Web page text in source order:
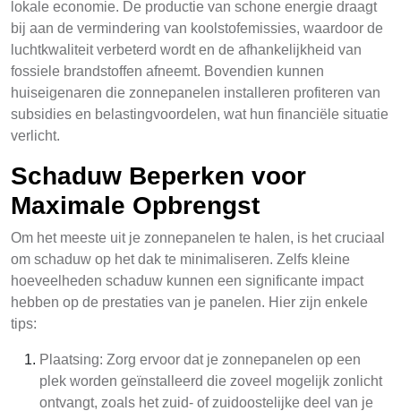
lokale economie. De productie van schone energie draagt
bij aan de vermindering van koolstofemissies, waardoor de
luchtkwaliteit verbeterd wordt en de afhankelijkheid van
fossiele brandstoffen afneemt. Bovendien kunnen
huiseigenaren die zonnepanelen installeren profiteren van
subsidies en belastingvoordelen, wat hun financiële situatie
verlicht.
Schaduw Beperken voor
Maximale Opbrengst
Om het meeste uit je zonnepanelen te halen, is het cruciaal
om schaduw op het dak te minimaliseren. Zelfs kleine
hoeveelheden schaduw kunnen een significante impact
hebben op de prestaties van je panelen. Hier zijn enkele
tips:
Plaatsing: Zorg ervoor dat je zonnepanelen op een
plek worden geïnstalleerd die zoveel mogelijk zonlicht
ontvangt, zoals het zuid- of zuidoostelijke deel van je